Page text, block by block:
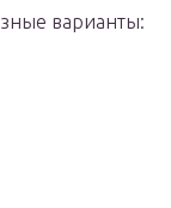
варианты: